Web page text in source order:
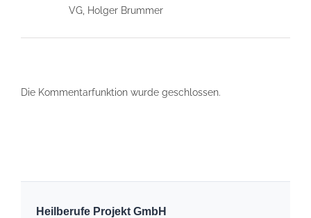
VG, Holger Brummer
Die Kommentarfunktion wurde geschlossen.
Heilberufe Projekt GmbH